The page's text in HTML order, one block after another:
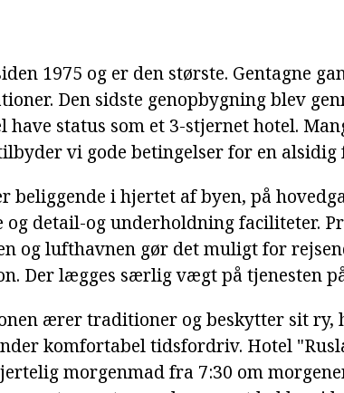
1975 og er den største. Gentagne
Den sidste genopbygning blev
have status som et 3-stjernet hotel.
vi gode betingelser for en
beliggende i hjertet af byen, på
og detail-og underholdning faciliteter.
og lufthavnen gør det muligt for
Der lægges særlig vægt på tjenesten
ærer traditioner og beskytter sit ry,
komfortabel tidsfordriv. Hotel
morgenmad fra 7:30 om